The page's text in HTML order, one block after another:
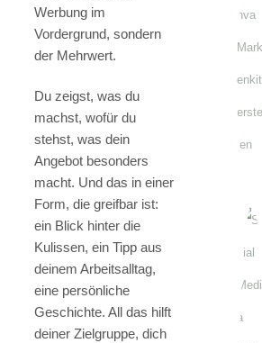
Werbung im
Vordergrund, sondern
der Mehrwert.
Du zeigst, was du
machst, wofür du
stehst, was dein
Angebot besonders
macht. Und das in einer
Form, die greifbar ist:
ein Blick hinter die
Kulissen, ein Tipp aus
deinem Arbeitsalltag,
eine persönliche
Geschichte. All das hilft
deiner Zielgruppe, dich